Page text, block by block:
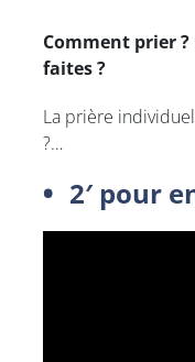
Comment prier ?
faites ?
La prière
?…
2′ pour